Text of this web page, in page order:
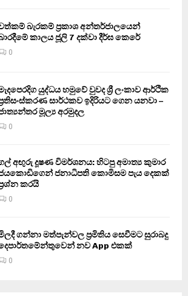
බැරකම් ප්‍රකාශ අන්තර්ජාලයෙන්
කාලය ජූලි 7 දක්වා දීර්ඝ කෙරේ
0
යුද්ධය හමුවේ වුවද ශ්‍රී ලංකාව ආර්ථික
සාර්ථකව ඉදිරියට ගෙන යනවා –
මූල්‍ය අරමුදල
0
අඟුරු දූෂණ විමර්ශනය: හිටපු අමාත්‍ය කුමාර
ජනාධිපති කොමිසම පැය දෙකක්
කරයි
0
ගන්නා මත්පැන්වල ප්‍රමිතිය සෙවීමට සුරාබදු
නව App එකක්
0